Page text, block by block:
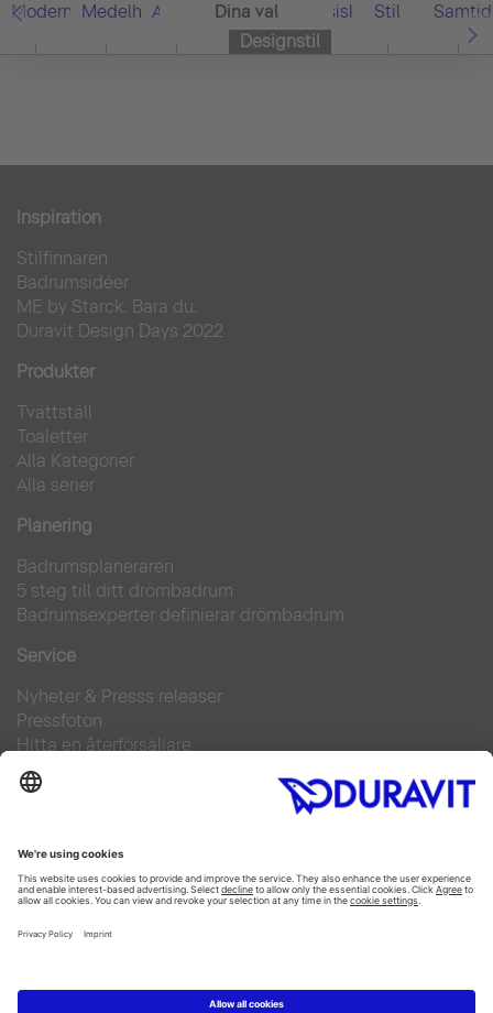
Modern MedelhavetAsiatisk Allt Klassisk Stil
Designstil
Dina val
Inspiration
Stilfinnaren
Badrumsidéer
ME by Starck. Bara du.
Duravit Design Days 2022
Produkter
Tvättställ
Toaletter
Alla Kategorier
Alla serier
Planering
Badrumsplaneraren
5 steg till ditt drömbadrum
Badrumsexperter definierar drömbadrum
Service
Nyheter & Presss releaser
Pressfoton
Hitta en återförsäljare
FAQs
Facebook
Instagram
Pinterest
Flickr
Copyright © 2026 Duravit AG